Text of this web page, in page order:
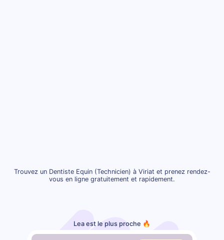
Trouvez un Dentiste Equin (Technicien) à Viriat et prenez rendez-
vous en ligne gratuitement et rapidement.
Lea est le plus proche 🔥